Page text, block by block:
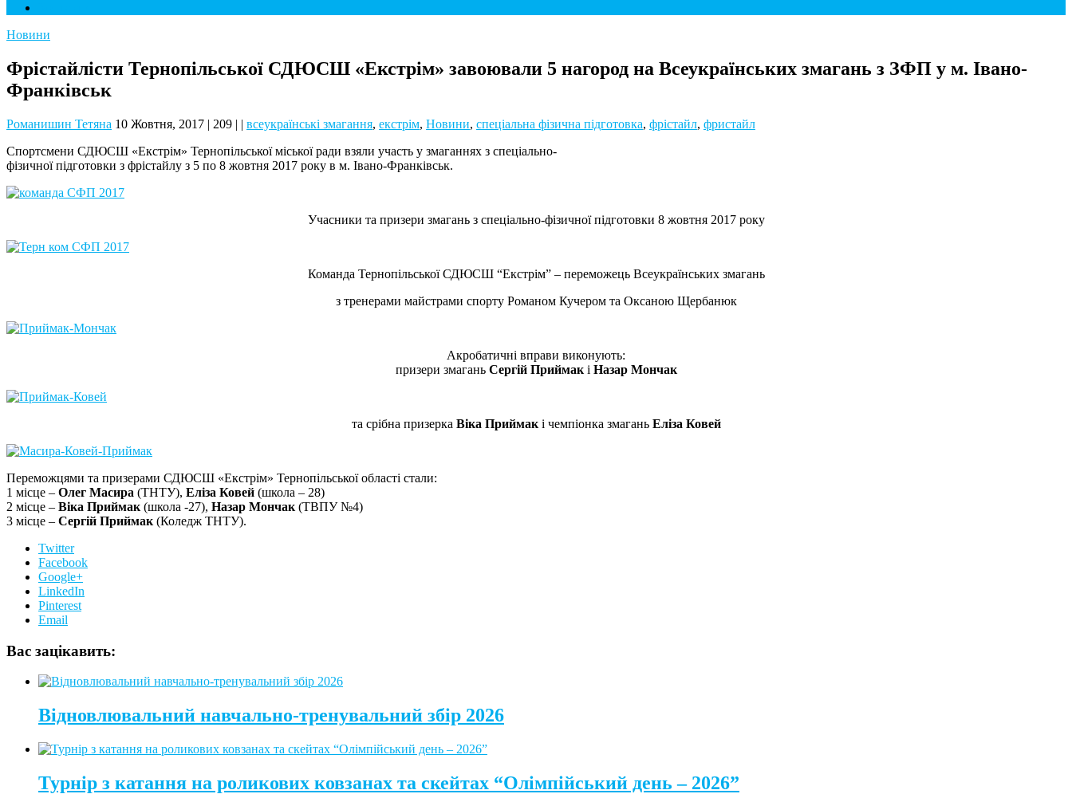
Новини
Фрістайлісти Тернопільської СДЮСШ «Екстрім» завоювали 5 нагород на Всеукраїнських змагань з ЗФП у м. Івано-
Франківськ
Романишин Тетяна 10 Жовтня, 2017 | 209 | | всеукраїнські змагання, екстрім, Новини, спеціальна фізична підготовка, фрістайл, фристайл
Спортсмени СДЮСШ «Екстрім» Тернопільської міської ради взяли участь у змаганнях з спеціально-
фізичної підготовки з фрістайлу з 5 по 8 жовтня 2017 року в м. Івано-Франківськ.
Учасники та призери змагань з спеціально-фізичної підготовки 8 жовтня 2017 року
Команда Тернопільської СДЮСШ “Екстрім” – переможець Всеукраїнських змагань
з тренерами майстрами спорту Романом Кучером та Оксаною Щербанюк
Акробатичні вправи виконують:
призери змагань Сергій Приймакі Назар Мончак
та срібна призерка Віка Приймакі чемпіонка змагань Еліза Ковей
Переможцями та призерами СДЮСШ «Екстрім» Тернопільської області стали:
1 місце – Олег Масира (ТНТУ), Еліза Ковей (школа – 28)
2 місце – Віка Приймак (школа -27), Назар Мончак (ТВПУ №4)
3 місце – Сергій Приймак (Коледж ТНТУ).
Twitter
Facebook
Google+
LinkedIn
Pinterest
Email
Вас зацікавить:
Відновлювальний навчально-тренувальний збір 2026
Турнір з катання на роликових ковзанах та скейтах “Олімпійський день – 2026”